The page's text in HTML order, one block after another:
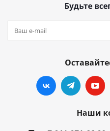
Будьте
Наши